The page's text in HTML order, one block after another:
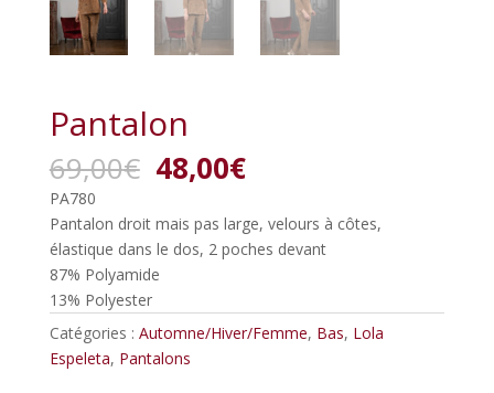
Pantalon
69,00€ Le
prix
initial
était :
69,00€.
48,00€Le
prix
actuel
est :
48,00€.
PA780
Pantalon droit mais pas large, velours à côtes,
élastique dans le dos, 2 poches devant
87% Polyamide
13% Polyester
Catégories : Automne/Hiver/Femme, Bas, Lola
Espeleta, Pantalons